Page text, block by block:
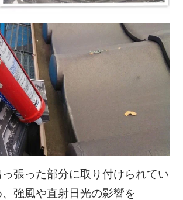
張った部分に取り付けられてい
、強風や直射日光の影響を